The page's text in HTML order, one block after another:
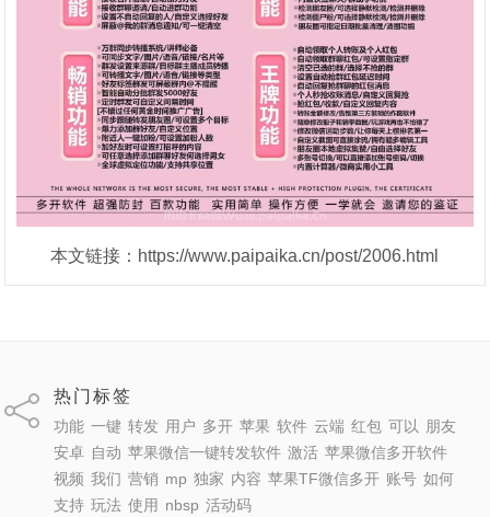
本文链接：https://www.paipaika.cn/post/2006.html
热门标签
功能 一键 转发 用户 多开 苹果 软件 云端 红包 可以 朋友
安卓 自动 苹果微信一键转发软件 激活 苹果微信多开软件
视频 我们 营销 mp 独家 内容 苹果TF微信多开 账号 如何
支持 玩法 使用 nbsp 活动码